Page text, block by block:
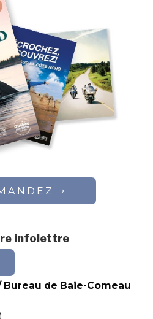
infolettre
de Baie-Comeau